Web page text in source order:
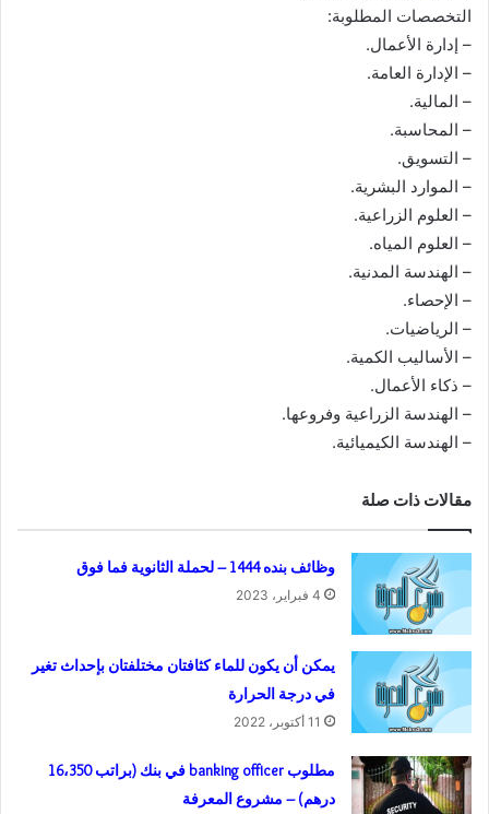
التخصصات المطلوبة:
– إدارة الأعمال.
– الإدارة العامة.
– المالية.
– المحاسبة.
– التسويق.
– الموارد البشرية.
– العلوم الزراعية.
– العلوم المياه.
– الهندسة المدنية.
– الإحصاء.
– الرياضيات.
– الأساليب الكمية.
– ذكاء الأعمال.
– الهندسة الزراعية وفروعها.
– الهندسة الكيميائية.
مقالات ذات صلة
وظائف بنده 1444 – لحملة الثانوية فما فوق
4 فبراير، 2023
يمكن أن يكون للماء كثافتان مختلفتان بإحداث تغير
في درجة الحرارة
11 أكتوبر، 2022
مطلوب banking officer في بنك (براتب 16،350
درهم) – مشروع المعرفة